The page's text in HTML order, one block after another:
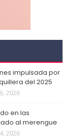
impulsada por
del 2025
2026
en las
al merengue
2026